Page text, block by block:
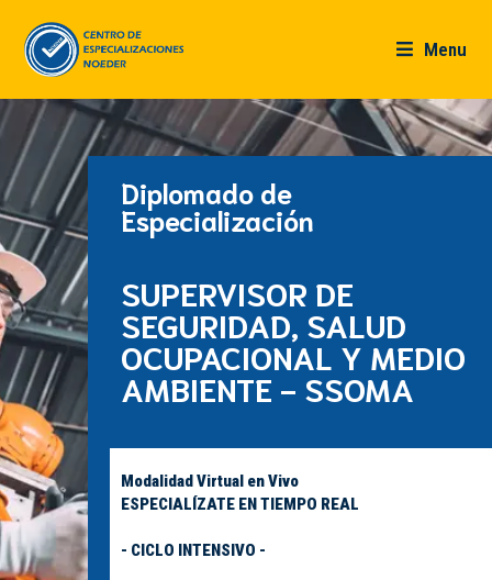
Menu
Diplomado de
Especialización
SUPERVISOR DE
SEGURIDAD, SALUD
OCUPACIONAL Y MEDIO
AMBIENTE - SSOMA
Modalidad Virtual en Vivo
ESPECIALÍZATE EN TIEMPO REAL
- CICLO INTENSIVO -